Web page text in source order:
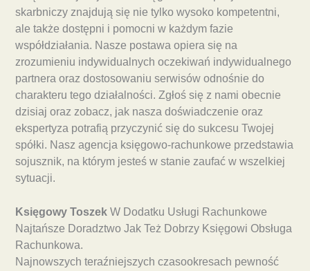
skarbniczy znajdują się nie tylko wysoko kompetentni,
ale także dostępni i pomocni w każdym fazie
współdziałania. Nasze postawa opiera się na
zrozumieniu indywidualnych oczekiwań indywidualnego
partnera oraz dostosowaniu serwisów odnośnie do
charakteru tego działalności. Zgłoś się z nami obecnie
dzisiaj oraz zobacz, jak nasza doświadczenie oraz
ekspertyza potrafią przyczynić się do sukcesu Twojej
spółki. Nasz agencja księgowo-rachunkowe przedstawia
sojusznik, na którym jesteś w stanie zaufać w wszelkiej
sytuacji.
Księgowy Toszek W Dodatku Usługi Rachunkowe
Najtańsze Doradztwo Jak Też Dobrzy Księgowi Obsługa
Rachunkowa.
Najnowszych teraźniejszych czasookresach pewność